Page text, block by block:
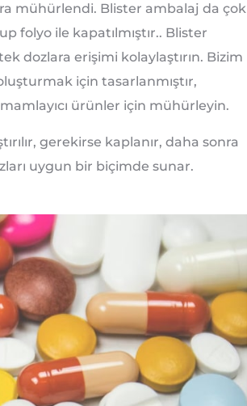
mühürlendi. Blister ambalaj da çok
folyo ile kapatılmıştır.. Blister
dozlara erişimi kolaylaştırın. Bizim
için tasarlanmıştır,
ürünler için mühürleyin.
gerekirse kaplanır, daha sonra
uygun bir biçimde sunar.